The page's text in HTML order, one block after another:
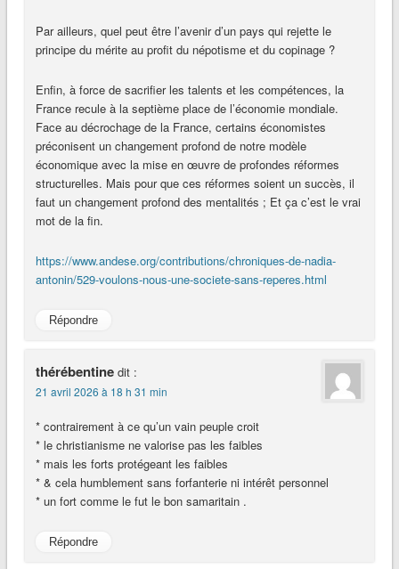
Par ailleurs, quel peut être l’avenir d’un pays qui rejette le
principe du mérite au profit du népotisme et du copinage ?
Enfin, à force de sacrifier les talents et les compétences, la
France recule à la septième place de l’économie mondiale.
Face au décrochage de la France, certains économistes
préconisent un changement profond de notre modèle
économique avec la mise en œuvre de profondes réformes
structurelles. Mais pour que ces réformes soient un succès, il
faut un changement profond des mentalités ; Et ça c’est le vrai
mot de la fin.
https://www.andese.org/contributions/chroniques-de-nadia-
antonin/529-voulons-nous-une-societe-sans-reperes.html
Répondre
thérébentine dit :
21 avril 2026 à 18 h 31 min
* contrairement à ce qu’un vain peuple croit
* le christianisme ne valorise pas les faibles
* mais les forts protégeant les faibles
* & cela humblement sans forfanterie ni intérêt personnel
* un fort comme le fut le bon samaritain .
Répondre